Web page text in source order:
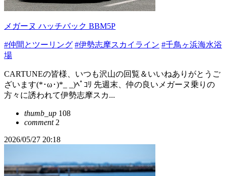
メガーヌ ハッチバック BBM5P
#仲間とツーリング #伊勢志摩スカイライン #千鳥ヶ浜海水浴
場
CARTUNEの皆様、いつも沢山の回覧＆いいねありがとうご
ざいます(*･ω･)*_ _)ﾍﾟｺﾘ 先週末、仲の良いメガーヌ乗りの
方々に誘われて伊勢志摩スカ...
thumb_up 108
comment2
2026/05/27 20:18